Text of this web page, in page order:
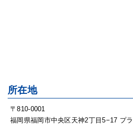
所在地
〒810-0001
福岡県福岡市中央区天神2丁目5−17 プ